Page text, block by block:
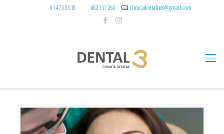
91 473 33 18 682 117 263 clinicadentaltres@gmail.com